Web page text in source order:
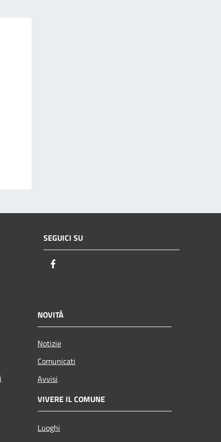
SEGUICI SU
NOVITÀ
Notizie
Comunicati
Avvisi
VIVERE IL COMUNE
Luoghi